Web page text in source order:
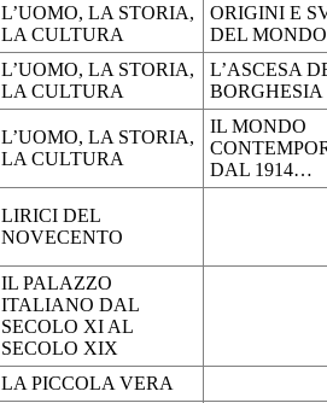
L’UOMO, LA STORIA,
LA CULTURA
ORIGINI E
DEL
L’UOMO, LA STORIA,
LA CULTURA
L’ASCESA
L’UOMO, LA STORIA,
LA CULTURA
IL MONDO
DAL 1914…
LIRICI DEL
NOVECENTO
IL PALAZZO
ITALIANO DAL
SECOLO XI AL
SECOLO XIX
LA PICCOLA VERA